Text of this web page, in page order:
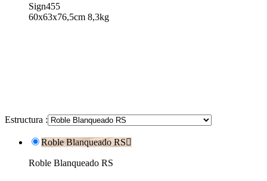
Sign455
60x63x76,5cm 8,3kg
Estructura :
Roble Blanqueado RS
Roble Blanqueado RS